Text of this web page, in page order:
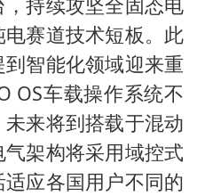
赛道技术短板。此
智能化领域迎来重
OS车载操作系统不
来将到搭载于混动
架构将采用域控式
应各国用户不同的